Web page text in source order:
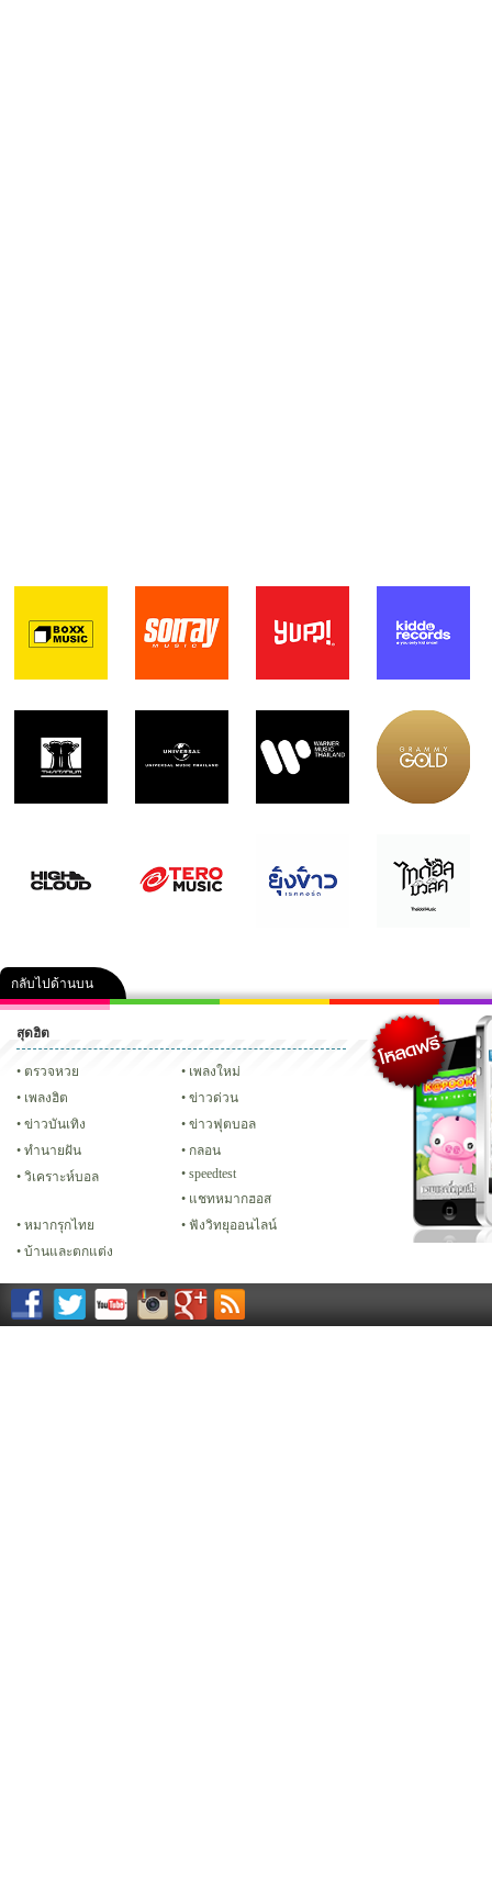
กลับไปด้านบน
คลิป ภาพ ปฏิทิน 2556 เฟซบุ๊ก ทวิ
Glitter
สุดฮิต
ตรวจหวย
เพลงใหม่
เพลงฮิต
ข่าวด่วน
ข่าวบันเทิง
ข่าวฟุตบอล
ทํานายฝัน
กลอน
วิเคราะห์บอล
speedtest
แชทหมากฮอส
หมากรุกไทย
ฟังวิทยุออนไลน์
บ้านและตกแต่ง